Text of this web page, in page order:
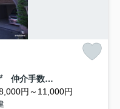
エスリード京橋ステーションプラザ 仲介手数料無料
円～11,000円